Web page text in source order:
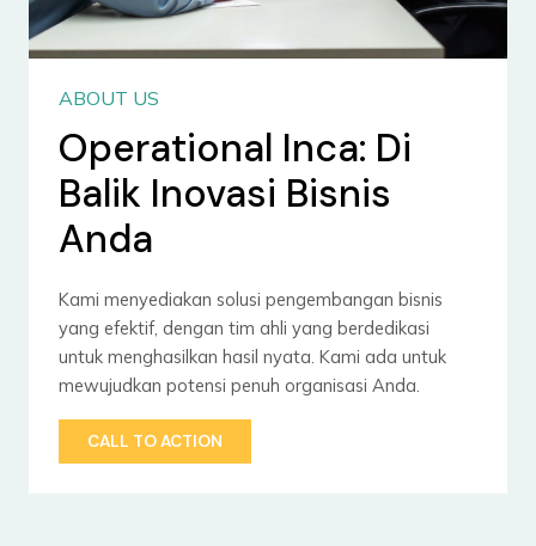
ABOUT US
Operational Inca: Di
Balik Inovasi Bisnis
Anda
Kami menyediakan solusi pengembangan bisnis
yang efektif, dengan tim ahli yang berdedikasi
untuk menghasilkan hasil nyata. Kami ada untuk
mewujudkan potensi penuh organisasi Anda.
CALL TO ACTION